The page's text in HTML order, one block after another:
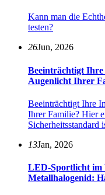
Kann man die
testen?
26Jun, 2026
Beeinträchtigt Ihre
Augenlicht Ihrer
Beeinträchtigt Ihre
Ihrer Familie? Hier
Sicherheitsstandard
13Jan, 2026
LED-Sportlicht im
Metallhalogenid: